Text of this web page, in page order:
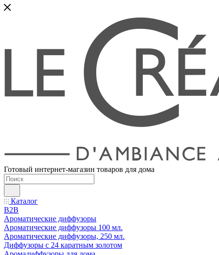
Готовый интернет-магазин товаров для дома
Каталог
B2B
Ароматические диффузоры
Ароматические диффузоры 100 мл.
Ароматические диффузоры, 250 мл.
Диффузоры с 24 каратным золотом